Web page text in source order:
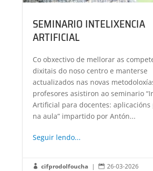
SEMINARIO INTELIXENCIA
ARTIFICIAL
Co obxectivo de mellorar as
dixitais do noso centro e manterse
actualizados nas novas
profesores asistiron ao seminario
Artificial para docentes: aplicacións
na aula” impartido por Antón...
Seguir lendo...
 cifprodolfoucha |  26-03-2026